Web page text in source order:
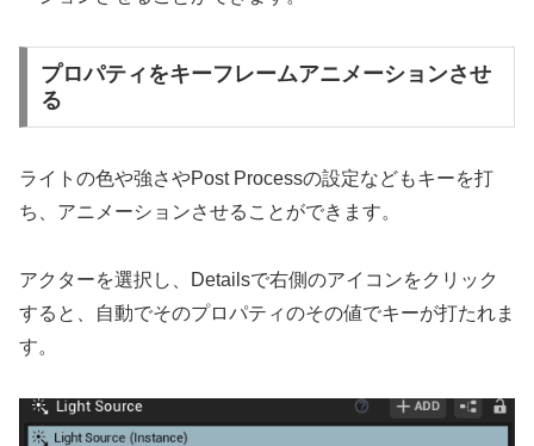
プロパティをキーフレームアニメーションさせ
る
ライトの色や強さやPost Processの設定などもキーを打
ち、アニメーションさせることができます。
アクターを選択し、Detailsで右側のアイコンをクリック
すると、自動でそのプロパティのその値でキーが打たれま
す。